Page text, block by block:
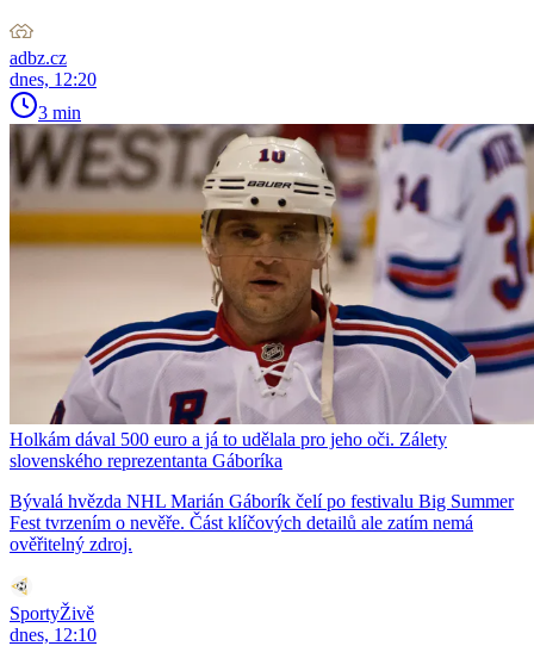
adbz.cz
dnes, 12:20
3 min
Holkám dával 500 euro a já to udělala pro jeho oči. Zálety
slovenského reprezentanta Gáboríka
Bývalá hvězda NHL Marián Gáborík čelí po festivalu Big Summer
Fest tvrzením o nevěře. Část klíčových detailů ale zatím nemá
ověřitelný zdroj.
SportyŽivě
dnes, 12:10